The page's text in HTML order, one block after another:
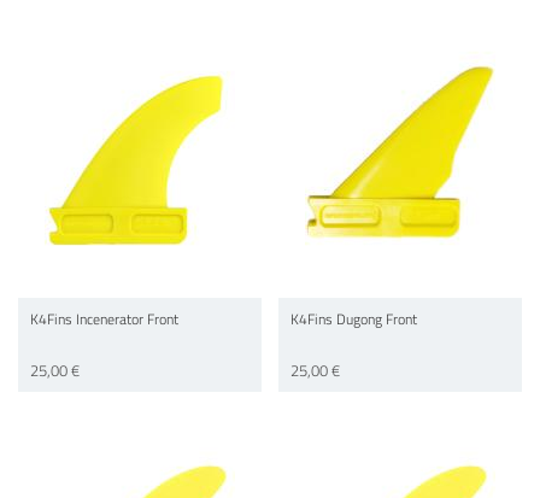
K4Fins Incenerator Front
25,00 €
K4Fins Dugong Front
25,00 €